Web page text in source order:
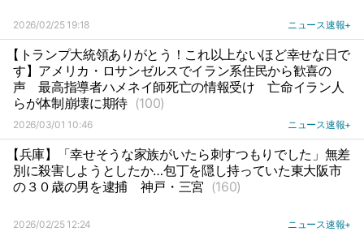
2026/02/25 19:18 ニュース速報+
【トランプ大統領ありがとう！これ以上ないほど幸せな日で
す】アメリカ・ロサンゼルスでイラン系住民から歓喜の
声
最高指導者ハメネイ師死亡の情報受け
亡命イラン人
らが体制崩壊に期待 (100)
2026/03/01 10:46 ニュース速報+
【兵庫】「幸せそうな家族がいたら刺すつもりでした」無差
別に殺害しようとしたか…包丁を隠し持っていた東大阪市
の３０歳の男を逮捕
神戸・三宮 (160)
2026/02/25 12:24 ニュース速報+